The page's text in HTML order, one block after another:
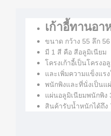
เก้าอี้ทานอา
ขนาด กว้าง 55 ลึก 56
มี 1 สี คือ สีอลูมิเนียม
โครงเก้าอี้เป็นโครงอ
และเพิ่มความแข็งแร
พนักพิงและที่นั่งเป็นแ
แผ่นอลูมิเนียมพนักพิง
สินค้ารับน้ำหนักได้ถึง